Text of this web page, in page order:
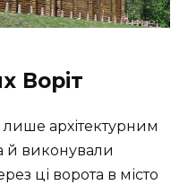
Воріт
архітектурним
й виконували
ці ворота в місто